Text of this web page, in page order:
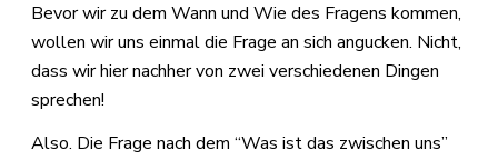
Bevor wir zu dem Wann und Wie des Fragens kommen,
wollen wir uns einmal die Frage an sich angucken. Nicht,
dass wir hier nachher von zwei verschiedenen Dingen
sprechen!
Also. Die Frage nach dem “Was ist das zwischen uns”